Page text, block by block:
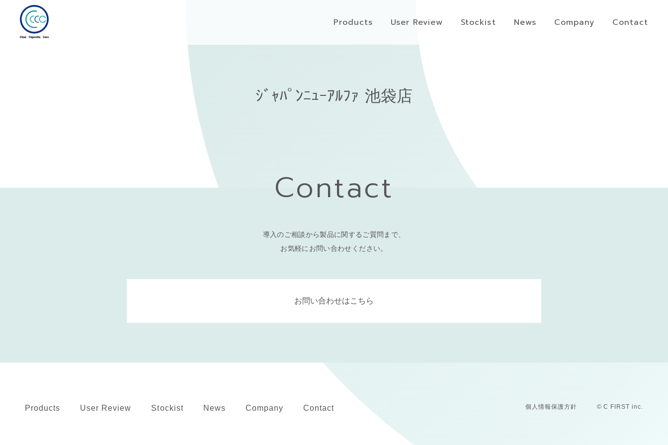
Products User Review Stockist News Company Contact
ｼﾞｬﾊﾟﾝﾆｭｰｱﾙﾌｧ 池袋店
Contact
導入のご相談から製品に関するご質問まで、
お気軽にお問い合わせください。
お問い合わせはこちら
Products User Review Stockist News Company Contact 個人情報保護方針 © C FIRST inc.